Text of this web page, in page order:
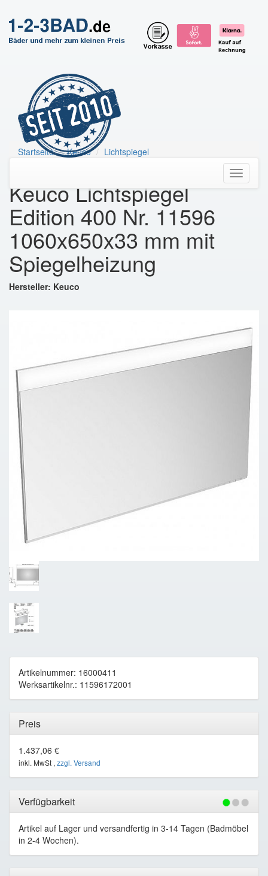
Toggle
Startseite Keuco
Lichtspiegel
Keuco Lichtspiegel
Edition 400 Nr. 11596
1060x650x33 mm mit
Spiegelheizung
Hersteller: Keuco
Artikelnummer: 16000411
Werksartikelnr.: 11596172001
Preis
1.437,06 €
inkl. MwSt , zzgl. Versand
Verfügbarkeit
Artikel auf Lager und versandfertig in 3-14 Tagen (Badmöbel
in 2-4 Wochen).